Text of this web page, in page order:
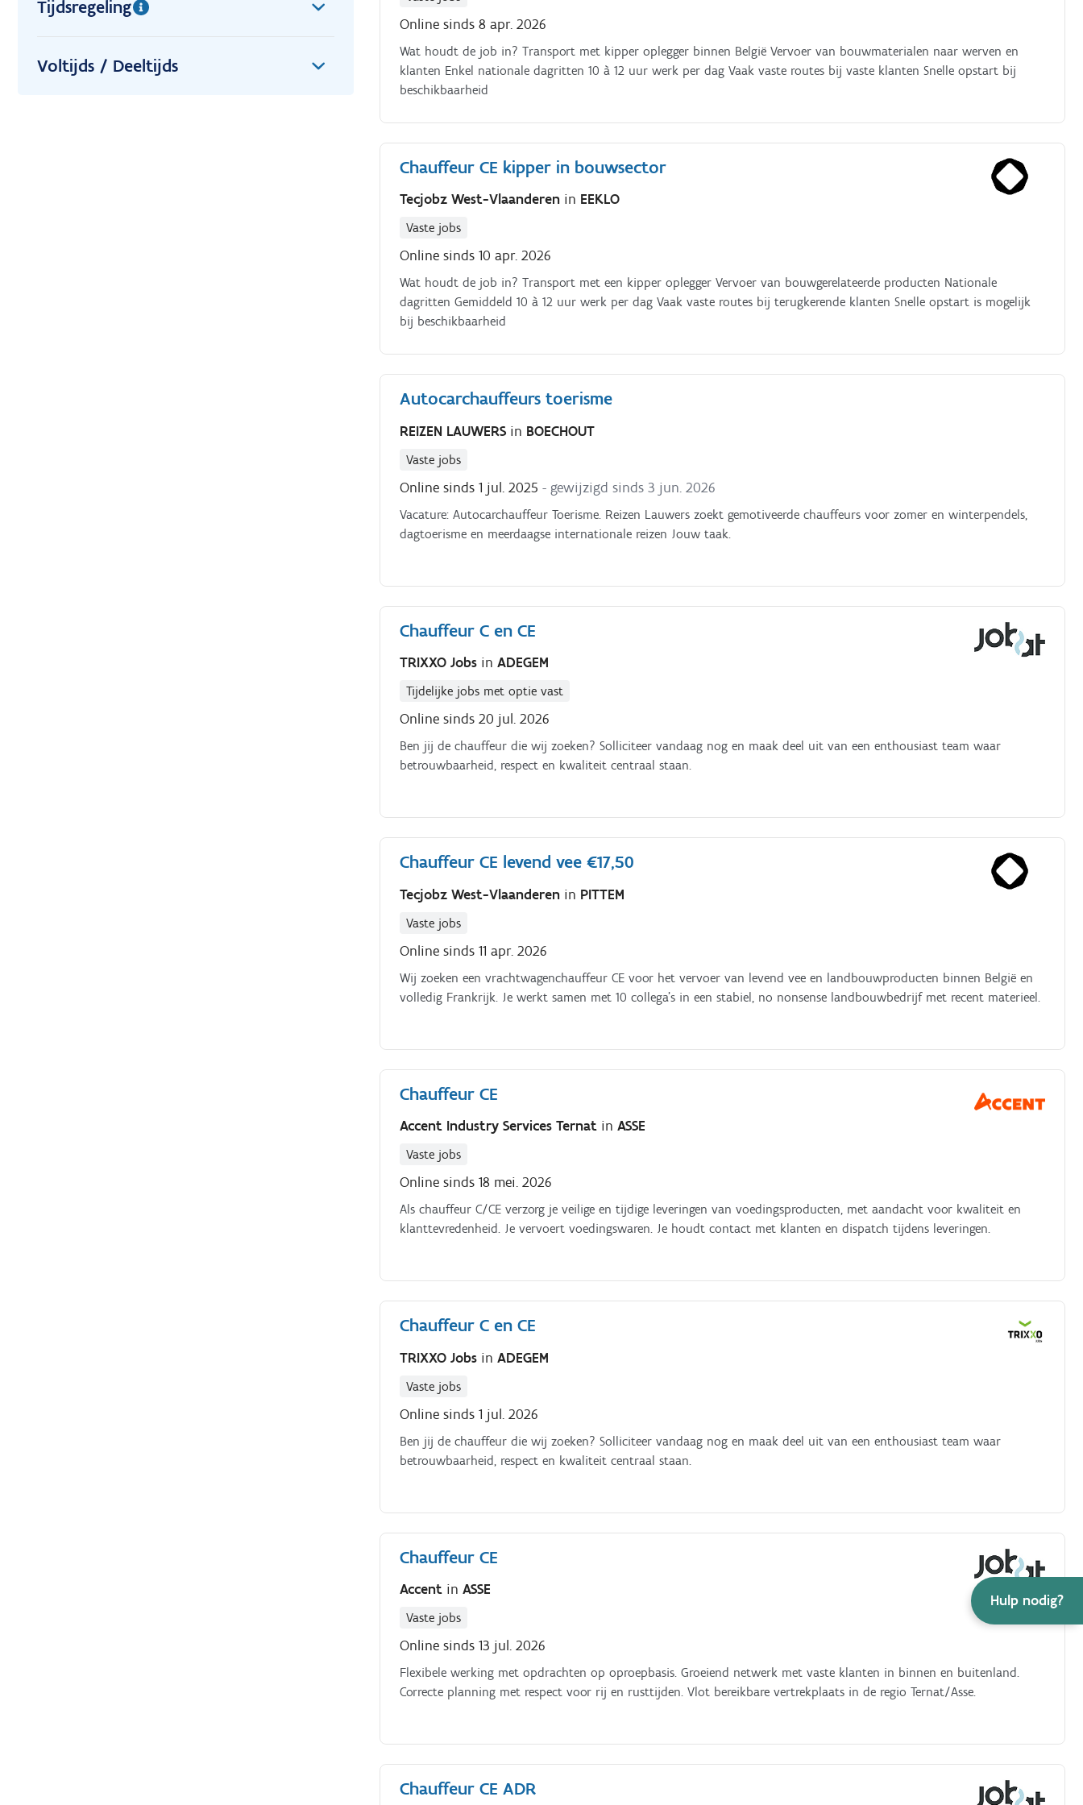
Hulp nodig?
Tijdsregeling
Voltijds / Deeltijds
Online sinds 8 apr. 2026
Wat houdt de job in? Transport met kipper oplegger binnen België Vervoer van bouwmaterialen naar werven en
klanten Enkel nationale dagritten 10 à 12 uur werk per dag Vaak vaste routes bij vaste klanten Snelle opstart bij
beschikbaarheid
Chauffeur CE kipper in bouwsector
Tecjobz West-Vlaanderen in EEKLO
Vaste jobs
Online sinds 10 apr. 2026
Wat houdt de job in? Transport met een kipper oplegger Vervoer van bouwgerelateerde producten Nationale
dagritten Gemiddeld 10 à 12 uur werk per dag Vaak vaste routes bij terugkerende klanten Snelle opstart is mogelijk
bij beschikbaarheid
Autocarchauffeurs toerisme
REIZEN LAUWERS in BOECHOUT
Vaste jobs
Online sinds 1 jul. 2025 - gewijzigd sinds 3 jun. 2026
Vacature: Autocarchauffeur Toerisme. Reizen Lauwers zoekt gemotiveerde chauffeurs voor zomer en winterpendels,
dagtoerisme en meerdaagse internationale reizen Jouw taak.
Chauffeur C en CE
TRIXXO Jobs inADEGEM
Tijdelijke jobs met optie vast
Online sinds 20 jul. 2026
Ben jij de chauffeur die wij zoeken? Solliciteer vandaag nog en maak deel uit van een enthousiast team waar
betrouwbaarheid, respect en kwaliteit centraal staan.
Chauffeur CE levend vee €17,50
Tecjobz West-Vlaanderen in PITTEM
Vaste jobs
Online sinds 11 apr. 2026
Wij zoeken een vrachtwagenchauffeur CE voor het vervoer van levend vee en landbouwproducten binnen België en
volledig Frankrijk. Je werkt samen met 10 collega’s in een stabiel, no nonsense landbouwbedrijf met recent materieel.
Chauffeur CE
Accent Industry Services Ternat inASSE
Vaste jobs
Online sinds 18 mei. 2026
Als chauffeur C/CE verzorg je veilige en tijdige leveringen van voedingsproducten, met aandacht voor kwaliteit en
klanttevredenheid. Je vervoert voedingswaren. Je houdt contact met klanten en dispatch tijdens leveringen.
Chauffeur C en CE
TRIXXO Jobs inADEGEM
Vaste jobs
Online sinds 1 jul. 2026
Ben jij de chauffeur die wij zoeken? Solliciteer vandaag nog en maak deel uit van een enthousiast team waar
betrouwbaarheid, respect en kwaliteit centraal staan.
Chauffeur CE
Accent inASSE
Vaste jobs
Online sinds 13 jul. 2026
Flexibele werking met opdrachten op oproepbasis. Groeiend netwerk met vaste klanten in binnen en buitenland.
Correcte planning met respect voor rij en rusttijden. Vlot bereikbare vertrekplaats in de regio Ternat/Asse.
Chauffeur CE ADR